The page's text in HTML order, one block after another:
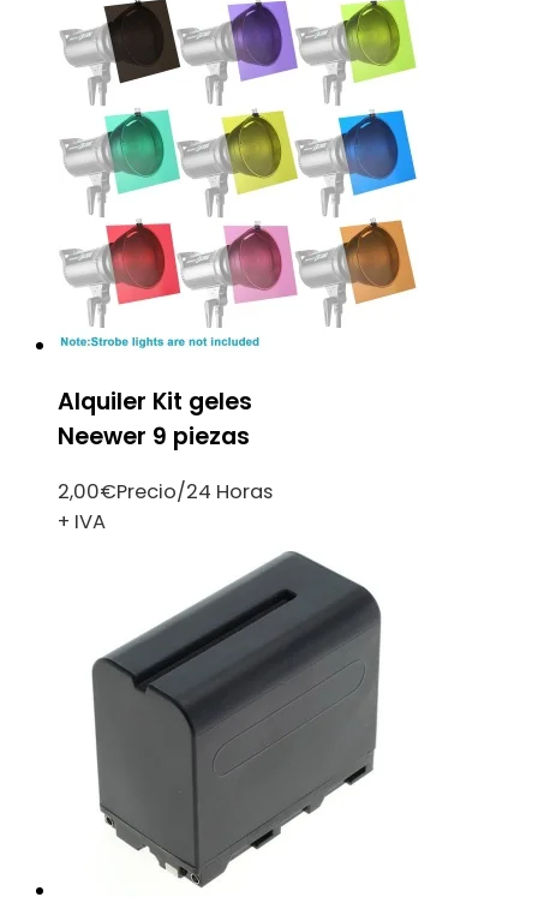
Alquiler Kit geles
Neewer 9 piezas
2,00€Precio/24 Horas
+ IVA